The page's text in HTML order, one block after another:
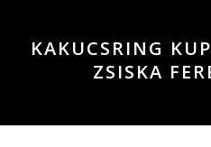
KAKUCSRING
ZSISKA